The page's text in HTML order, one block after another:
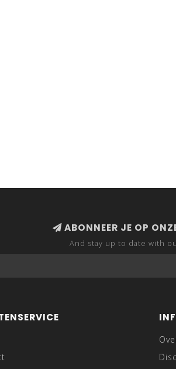
ABONNEER JE OP
And stay up to date with